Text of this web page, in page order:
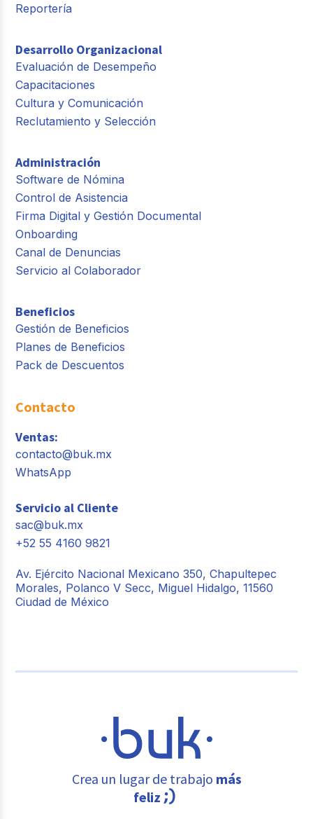
Reportería
Desarrollo Organizacional
Evaluación de Desempeño
Capacitaciones
Cultura y Comunicación
Reclutamiento y Selección
Administración
Software de Nómina
Control de Asistencia
Firma Digital y Gestión Documental
Onboarding
Canal de Denuncias
Servicio al Colaborador
Beneficios
Gestión de Beneficios
Planes de Beneficios
Pack de Descuentos
Contacto
Ventas:
contacto@buk.mx
WhatsApp
Servicio al Cliente
sac@buk.mx
+52 55 4160 9821
Av. Ejército Nacional Mexicano 350, Chapultepec
Morales, Polanco V Secc, Miguel Hidalgo, 11560
Ciudad de México
Crea un lugar de trabajo más
feliz